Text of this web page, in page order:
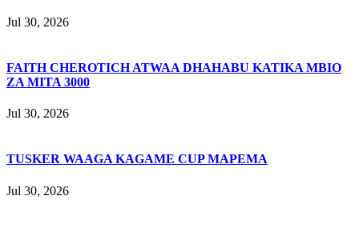
Jul 30, 2026
FAITH CHEROTICH ATWAA DHAHABU KATIKA MBIO
ZA MITA 3000
Jul 30, 2026
TUSKER WAAGA KAGAME CUP MAPEMA
Jul 30, 2026